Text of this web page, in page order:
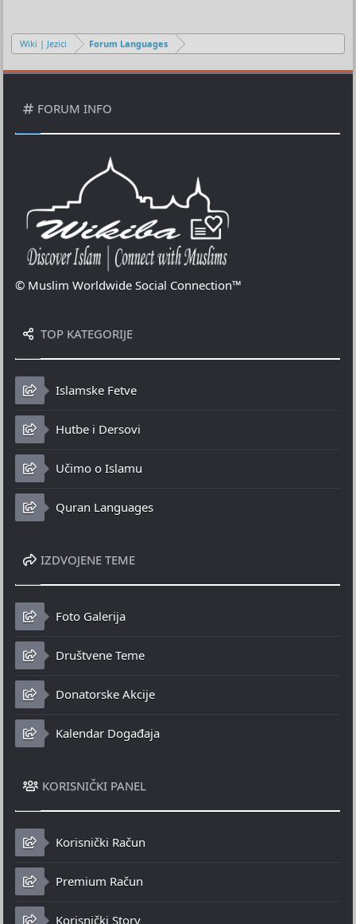
Wiki | Jezici Forum Languages
FORUM INFO
© Muslim Worldwide Social Connection™
TOP KATEGORIJE
Islamske Fetve
Hutbe i Dersovi
Učimo o Islamu
Quran Languages
IZDVOJENE TEME
Foto Galerija
Društvene Teme
Donatorske Akcije
Kalendar Događaja
KORISNIČKI PANEL
Korisnički Račun
Premium Račun
Korisnički Story